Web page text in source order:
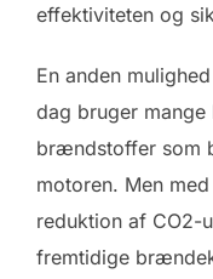
effektiviteten og
En anden
dag bruger
brændstoffer som
motoren. Men
reduktion af CO2-
fremtidige